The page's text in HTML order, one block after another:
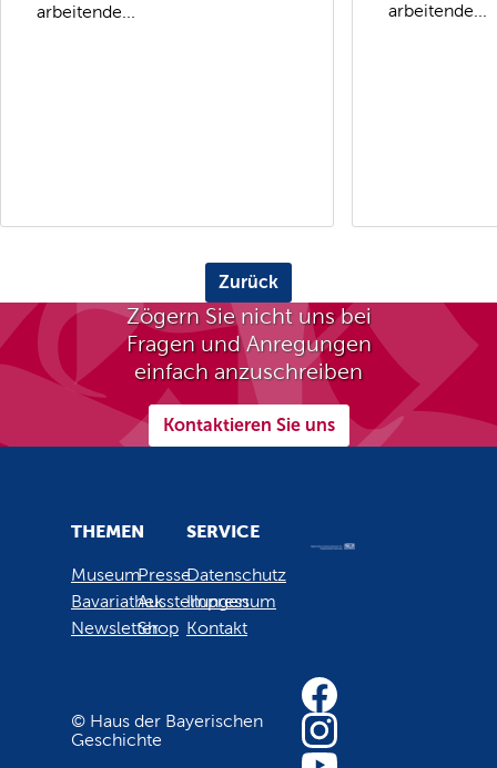
arbeitende...
arbeitende...
Zurück
Zögern Sie nicht uns bei
Fragen und Anregungen
einfach anzuschreiben
Kontaktieren Sie uns
THEMEN
Museum
Bavariathek
Newsletter
Presse
Ausstellungen
Shop
SERVICE
Datenschutz
Impressum
Kontakt
© Haus der Bayerischen
Geschichte